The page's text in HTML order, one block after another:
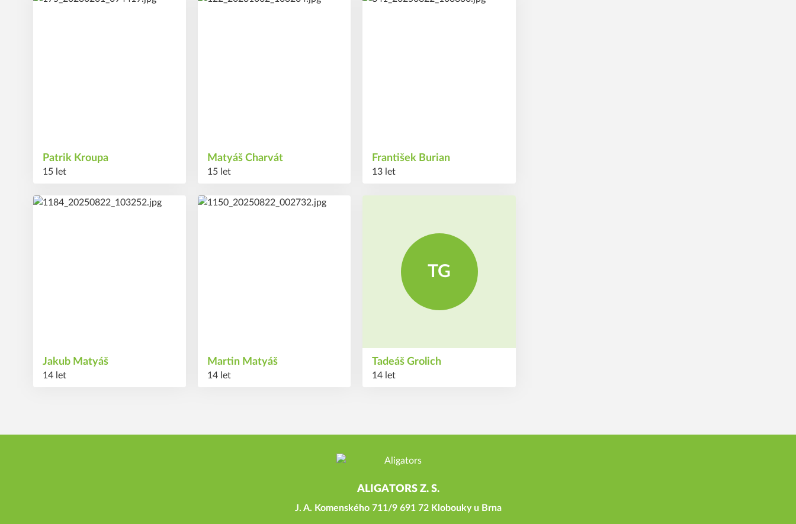
Patrik Kroupa
15 let
MatyášCharvát
15 let
František Burian
13 let
Jakub Matyáš
14 let
Martin Matyáš
14 let
TG
TadeášGrolich
14 let
ALIGATORS Z. S.
J. A. Komenského 711/9 691 72 Klobouky u Brna